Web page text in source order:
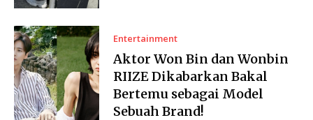
Entertainment
Aktor Won Bin dan Wonbin
RIIZE Dikabarkan Bakal
Bertemu sebagai Model
Sebuah Brand!